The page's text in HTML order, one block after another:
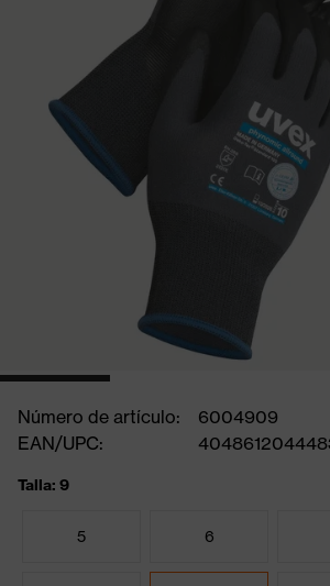
Número de artículo:
6004909
EAN/UPC:
Talla: 9
5 6